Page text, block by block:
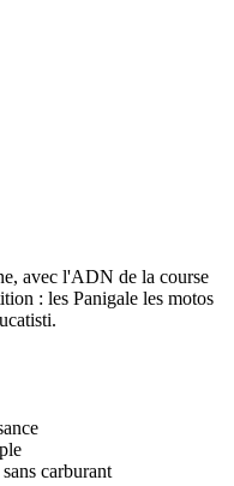
avec l'ADN de la course
: les Panigale les motos
carburant